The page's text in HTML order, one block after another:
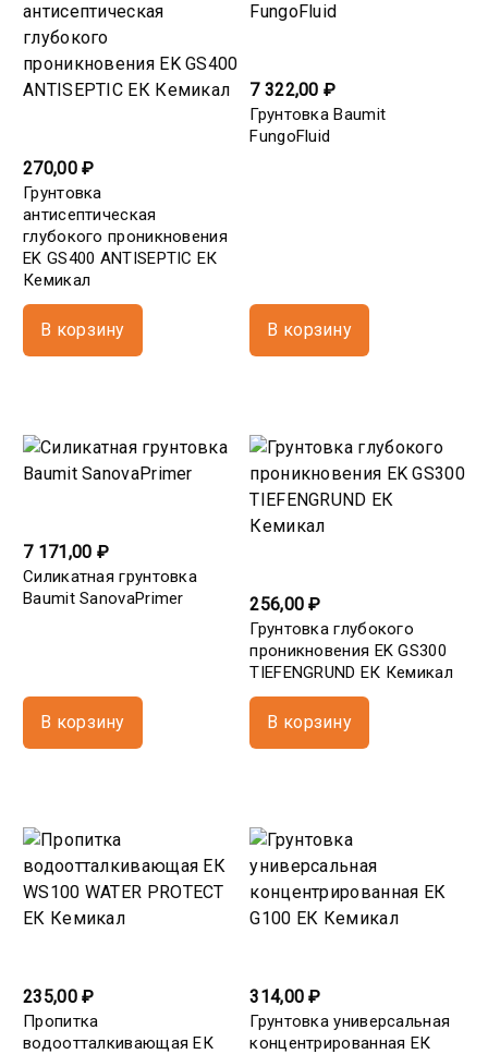
270,00 ₽
Грунтовка
антисептическая
глубокого проникновения
EK GS400 ANTISEPTIC ЕК
Кемикал
В корзину
7 322,00 ₽
Грунтовка Baumit
FungoFluid
В корзину
7 171,00 ₽
Силикатная грунтовка
Baumit SanovaPrimer
В корзину
256,00 ₽
Грунтовка глубокого
проникновения EK GS300
TIEFENGRUND ЕК Кемикал
В корзину
235,00 ₽
Пропитка
водоотталкивающая ЕК
314,00 ₽
Грунтовка универсальная
концентрированная ЕК